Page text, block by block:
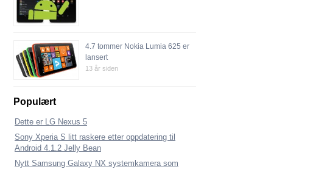
4.7 tommer Nokia Lumia 625 er
lansert
13 år siden
Populært
Dette er LG Nexus 5
Sony Xperia S litt raskere etter oppdatering til
Android 4.1.2 Jelly Bean
Nytt Samsung Galaxy NX systemkamera som